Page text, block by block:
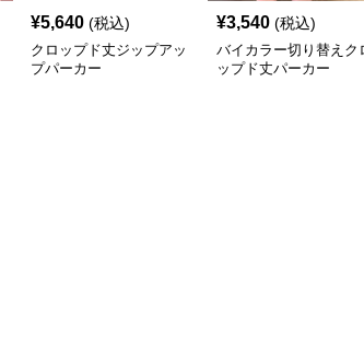
¥5,640 (税込)
クロップド丈ジップアッ
プパーカー
¥3,540 (税込)
バイカラー切り替えク
ップド丈パーカー